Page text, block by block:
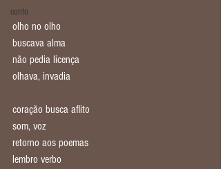
conto
olho no olho
buscava alma
não pedia licença
olhava, invadia
coração busca aflito
som, voz
retorno aos poemas
lembro verbo